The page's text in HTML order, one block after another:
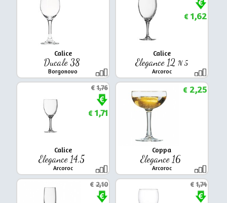
Calice
Ducale 38
Borgonovo
Calice
Elegance 12 N 5
Arcoroc
€1,62
Calice
Elegance 14,5
Arcoroc
€1,76
€1,71
Coppa
Elegance 16
Arcoroc
€2,25
€2,10 €1,74